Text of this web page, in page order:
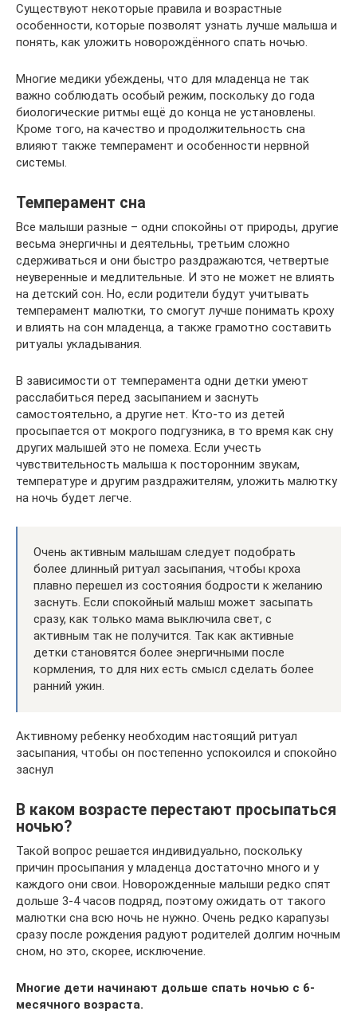
Существуют некоторые правила и возрастные
особенности, которые позволят узнать лучше малыша и
понять, как уложить новорождённого спать ночью.
Многие медики убеждены, что для младенца не так
важно соблюдать особый режим, поскольку до года
биологические ритмы ещё до конца не установлены.
Кроме того, на качество и продолжительность сна
влияют также темперамент и особенности нервной
системы.
Темперамент сна
Все малыши разные – одни спокойны от природы, другие
весьма энергичны и деятельны, третьим сложно
сдерживаться и они быстро раздражаются, четвертые
неуверенные и медлительные. И это не может не влиять
на детский сон. Но, если родители будут учитывать
темперамент малютки, то смогут лучше понимать кроху
и влиять на сон младенца, а также грамотно составить
ритуалы укладывания.
В зависимости от темперамента одни детки умеют
расслабиться перед засыпанием и заснуть
самостоятельно, а другие нет. Кто-то из детей
просыпается от мокрого подгузника, в то время как сну
других малышей это не помеха. Если учесть
чувствительность малыша к посторонним звукам,
температуре и другим раздражителям, уложить малютку
на ночь будет легче.
Очень активным малышам следует подобрать
более длинный ритуал засыпания, чтобы кроха
плавно перешел из состояния бодрости к желанию
заснуть. Если спокойный малыш может засыпать
сразу, как только мама выключила свет, с
активным так не получится. Так как активные
детки становятся более энергичными после
кормления, то для них есть смысл сделать более
ранний ужин.
Активному ребенку необходим настоящий ритуал
засыпания, чтобы он постепенно успокоился и спокойно
заснул
В каком возрасте перестают просыпаться
ночью?
Такой вопрос решается индивидуально, поскольку
причин просыпания у младенца достаточно много и у
каждого они свои. Новорожденные малыши редко спят
дольше 3-4 часов подряд, поэтому ожидать от такого
малютки сна всю ночь не нужно. Очень редко карапузы
сразу после рождения радуют родителей долгим ночным
сном, но это, скорее, исключение.
Многие дети начинают дольше спать ночью с 6-
месячного возраста.